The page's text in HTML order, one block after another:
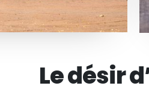
La passion